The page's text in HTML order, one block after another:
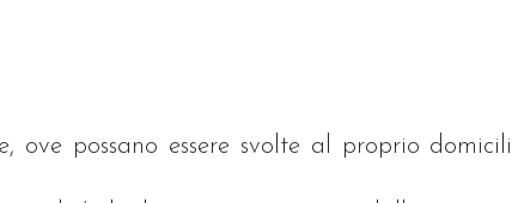
ove possano essere svolte al proprio